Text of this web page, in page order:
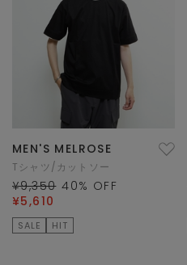
MEN'S MELROSE
Tシャツ/カットソー
¥9,350 40% OFF
¥5,610
SALE HIT